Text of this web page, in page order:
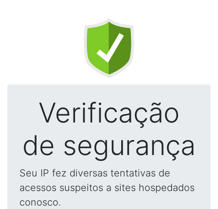
Verificação
de segurança
Seu IP fez diversas tentativas de
acessos suspeitos a sites hospedados
conosco.